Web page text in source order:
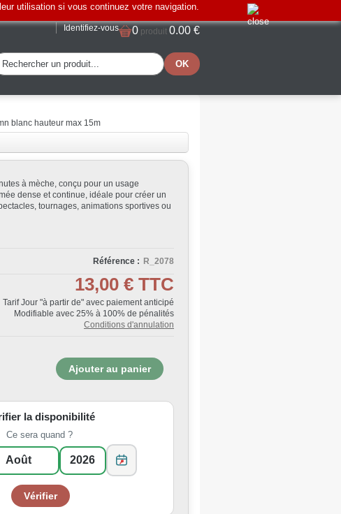
Identifiez-vous 0 produit 0.00 €
utilisation si vous continuez votre navigation.
blanc hauteur max 15m
à mèche, conçu pour un usage
dense et continue, idéale pour créer un
tournages, animations sportives ou
Référence : R_2078
13,00 € TTC
Tarif Jour "à partir de" avec paiement anticipé
Modifiable avec 25% à 100% de pénalités
Conditions d'annulation
la disponibilité
Ce sera quand ?